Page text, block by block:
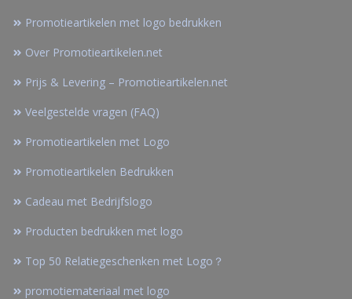
Promotieartikelen met logo bedrukken
Over Promotieartikelen.net
Prijs & Levering – Promotieartikelen.net
Veelgestelde vragen (FAQ)
Promotieartikelen met Logo
Promotieartikelen Bedrukken
Cadeau met Bedrijfslogo
Producten bedrukken met logo
Top 50 Relatiegeschenken met Logo？
promotiemateriaal met logo